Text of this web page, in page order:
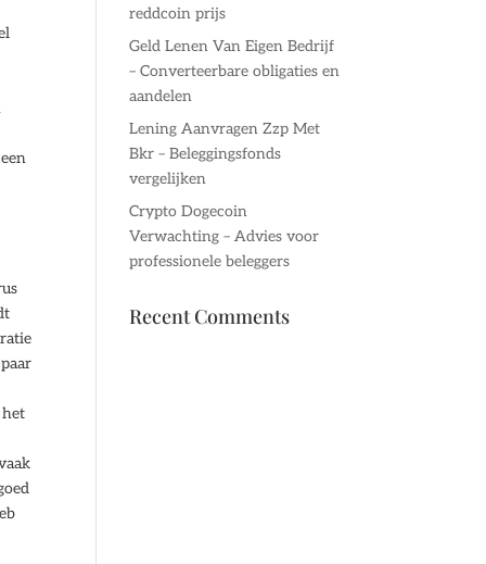
reddcoin prijs
Geld Lenen Van Eigen Bedrijf
– Converteerbare obligaties en
aandelen
Lening Aanvragen Zzp Met
Bkr – Beleggingsfonds
vergelijken
Crypto Dogecoin
Verwachting – Advies voor
professionele beleggers
Recent Comments